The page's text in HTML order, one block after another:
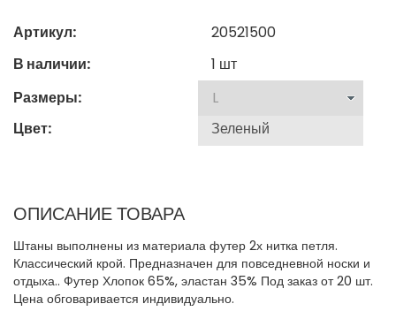
Артикул:
20521500
В наличии:
1 шт
Размеры:
Цвет:
ОПИСАНИЕ ТОВАРА
Штаны выполнены из материала футер 2х нитка петля.
Классический крой. Предназначен для повседневной носки и
отдыха.. Футер Хлопок 65%, эластан 35% Под заказ от 20 шт.
Цена обговаривается индивидуально.